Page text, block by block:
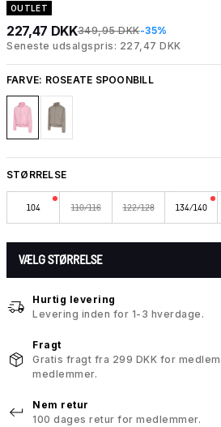
OUTLET
227,47 DKK349,95 DKK-35%
Seneste udsalgspris: 227,47 DKK
FARVE: ROSEATE SPOONBILL
STØRRELSE
104 110/116 122/128 134/140
VÆLG STØRRELSE
Hurtig levering
Levering inden for 1-3 hverdage.
Fragt
Gratis fragt fra 299 DKK for
medlemmer.
Nem retur
100 dages retur for medlemmer.